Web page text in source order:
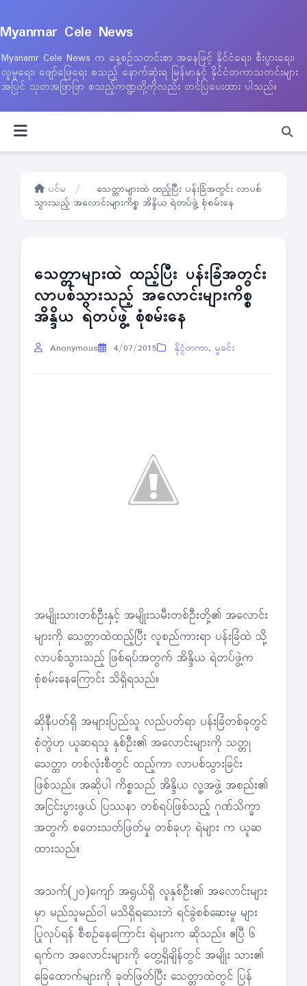
Myanmar Cele News
Myanamr Cele News က နေ့စဉ်သတင်းစာ အနေဖြင့် နိုင်ငံရေး၊ စီးပွားရေး၊
လူမှုရေး၊ ဖျော်ဖြေရေး စသည့် နောက်ဆုံးရ မြန်မာနှင့် နိုင်ငံတကာသတင်းများ
အပြင် သုတအဖြာဖြာ စသည့်ကဏ္ဍတို့ကိုလည်း တင်ပြပေးထား ပါသည်။
ပင်မ /
သေတ္တာများထဲ ထည့်ပြီး ပန်းခြံအတွင်း လာပစ်
သွားသည့် အလောင်းများကိစ္စ အိန္ဒိယ ရဲတပ်ဖွဲ့ စုံစမ်းနေ
သေတ္တာများထဲ ထည့်ပြီး ပန်းခြံအတွင်း
လာပစ်သွားသည့် အလောင်းများကိစ္စ
အိန္ဒိယ ရဲတပ်ဖွဲ့ စုံစမ်းနေ
Anonymous 4/07/2015 နိုင္ငံတကာ, မှုခင်း
အမျိုးသားတစ်ဦးနှင့် အမျိုးသမီးတစ်ဦးတို့၏ အလောင်း
များကို သေတ္တာထဲထည့်ပြီး လူစည်ကားရာ ပန်းခြံထဲ သို့
လာပစ်သွားသည့် ဖြစ်ရပ်အတွက် အိန္ဒိယ ရဲတပ်ဖွဲ့က
စုံစမ်းနေကြောင်း သိရှိရသည်။
ဆိုနီပတ်ရှိ အများပြည်သူ လည်ပတ်ရာ ပန်းခြံတစ်ခုတွင်
စုံတွဲဟု ယူဆရသူ နှစ်ဦး၏ အလောင်းများကို သတ္တု
သေတ္တာ တစ်လုံးစီတွင် ထည့်ကာ လာပစ်သွားခြင်း
ဖြစ်သည်။ အဆိုပါ ကိစ္စသည် အိန္ဒိယ လူ့အဖွဲ့ အစည်း၏
အငြင်းပွားဖွယ် ပြဿနာ တစ်ရပ်ဖြစ်သည့် ဂုဏ်သိက္ခာ
အတွက် စတေးသတ်ဖြတ်မှု တစ်ခုဟု ရဲများ က ယူဆ
ထားသည်။
အသက်(၂၀)ကျော် အရွယ်ရှိ လူနှစ်ဦး၏ အလောင်းများ
မှာ မည်သူမည်ဝါ မသိရှိရသေးဘဲ ရင်ခွဲစစ်ဆေးမှု များ
ပြုလုပ်ရန် စီစဉ်နေကြောင်း ရဲများက ဆိုသည်။ ဧပြီ ၆
ရက်က အလောင်းများကို တွေ့ရှိချိန်တွင် အမျိုး သား၏
ခြေထောက်များကို ခုတ်ဖြတ်ပြီး သေတ္တာထဲတွင် ပြန်